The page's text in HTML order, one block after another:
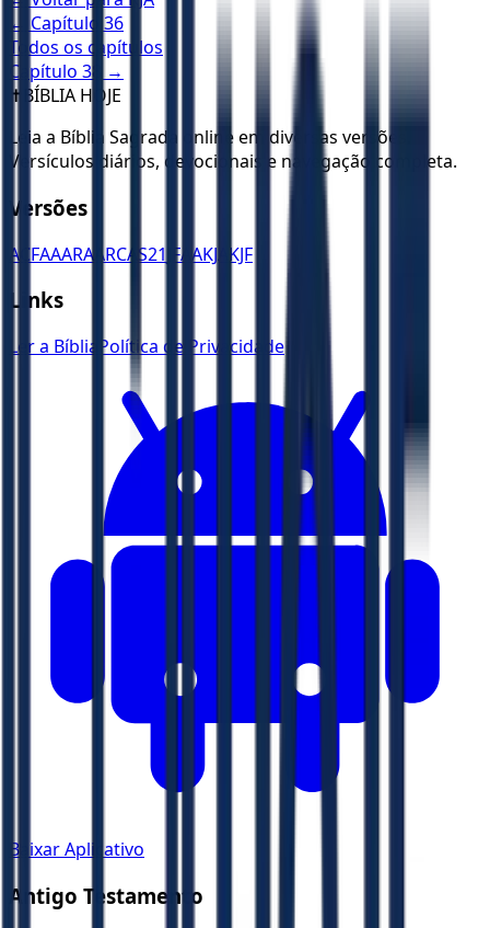
← Capítulo 36
Todos os capítulos
Capítulo 38
→
✝️ BÍBLIA HOJE
Leia a Bíblia Sagrada online em diversas versões.
Versículos diários, devocionais e navegação completa.
Versões
ACFAAARA ARCAS21 JFAAKJA KJF
Links
Ler a Bíblia Política de Privacidade
Baixar Aplicativo
Antigo Testamento